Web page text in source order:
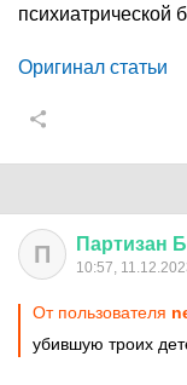
психиатрической
Оригинал статьи
П Партизан
10:57,
От пользователя
убившую троих